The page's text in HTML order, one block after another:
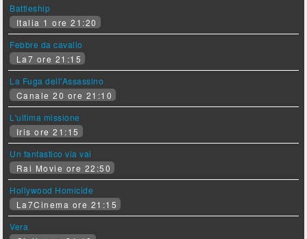
Battleship
Italia 1 ore 21:20
Febbre da cavallo
La7 ore 21:15
La Fuga dell'Assassino
Canale 20 ore 21:10
L'ultima missione
Iris ore 21:15
Un fantastico via vai
Rai Movie ore 22:50
Hollywood Homicide
La7Cinema ore 21:15
Vera